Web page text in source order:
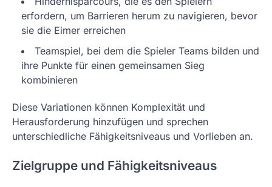
erfordern, um Barrieren herum zu navigieren, bevor
sie die Eimer erreichen
Teamspiel, bei dem die Spieler Teams bilden und
ihre Punkte für einen gemeinsamen Sieg
kombinieren
Diese Variationen können Komplexität und
Herausforderung hinzufügen und sprechen
unterschiedliche Fähigkeitsniveaus und Vorlieben an.
Zielgruppe und Fähigkeitsniveaus